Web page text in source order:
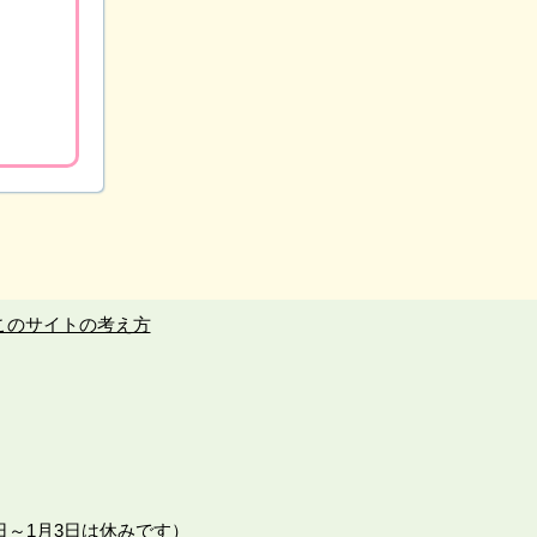
のサイトの考え方
1月3日は休みです）